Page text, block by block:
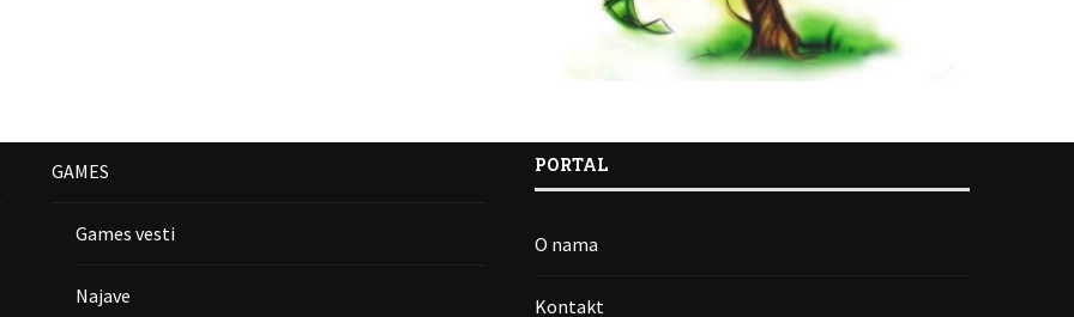
GAMES
Games vesti
Najave
PORTAL
O nama
Kontakt